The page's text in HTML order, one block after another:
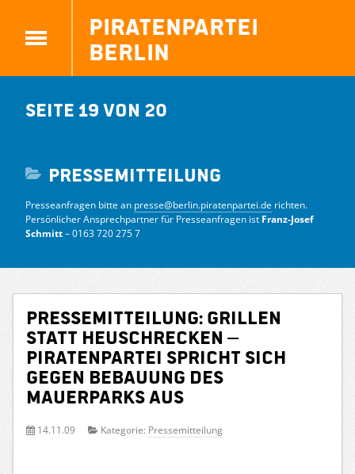
Piratenpartei
Berlin
Seite 19 von 20
Pressemitteilung
Presseanfragen bitte an presse@berlin.piratenpartei.de richten.
Persönlicher Ansprechpartner für Presseanfragen ist Franz-Josef
Schmitt– 0163 720 275 7
Pressemitteilung: Grillen
statt Heuschrecken –
Piratenpartei spricht sich
gegen Bebauung des
Mauerparks aus
14.11.09 Kategorie: Pressemitteilung